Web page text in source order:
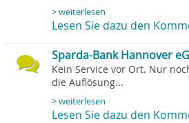
> weiterlesen
Lesen Sie dazu den
Sparda-Bank Hannover
Kein Service vor Ort. Nur
die Auflösung...
> weiterlesen
Lesen Sie dazu den